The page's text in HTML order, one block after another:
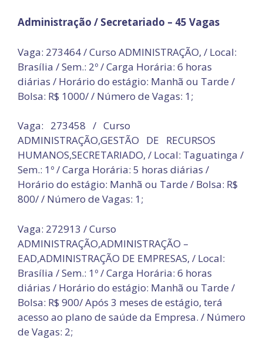
Administração / Secretariado – 45 Vagas
Vaga: 273464 / Curso ADMINISTRAÇÃO, / Local:
Brasília / Sem.: 2º / Carga Horária: 6 horas
diárias / Horário do estágio: Manhã ou Tarde /
Bolsa: R$ 1000/ / Número de Vagas: 1;
Vaga: 273458 / Curso
ADMINISTRAÇÃO,GESTÃO DE RECURSOS
HUMANOS,SECRETARIADO, / Local: Taguatinga /
Sem.: 1º / Carga Horária: 5 horas diárias /
Horário do estágio: Manhã ou Tarde / Bolsa: R$
800/ / Número de Vagas: 1;
Vaga: 272913 / Curso
ADMINISTRAÇÃO,ADMINISTRAÇÃO –
EAD,ADMINISTRAÇÃO DE EMPRESAS, / Local:
Brasília / Sem.: 1º / Carga Horária: 6 horas
diárias / Horário do estágio: Manhã ou Tarde /
Bolsa: R$ 900/ Após 3 meses de estágio, terá
acesso ao plano de saúde da Empresa. / Número
de Vagas: 2;